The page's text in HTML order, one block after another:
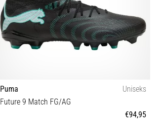
Puma
Uniseks
Future 9 Match FG/AG
€94,95